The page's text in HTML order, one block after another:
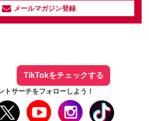
メールマガジン登録
TikTokをチェックする
トサーチをフォローしよう！